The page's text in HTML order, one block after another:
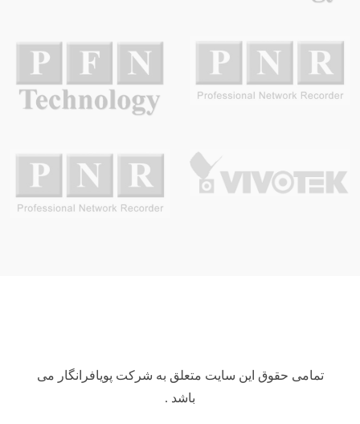
تمامی حقوق این سایت متعلق به شرکت پویافرانگار می
باشد .